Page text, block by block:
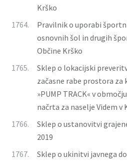
Krško
1764.
Pravilnik o uporabi
osnovnih šol in drugih
Občine Krško
1765.
Sklep o lokacijski
začasne rabe prostora
»PUMP TRACK« v
načrta za naselje Videm v
1766.
Sklep o ustanovitvi
2019
1767.
Sklep o ukinitvi javnega